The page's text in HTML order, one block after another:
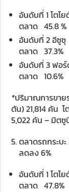
อันดับที่ 1 โต
ตลาด 45.8 %
อันดับที่ 2 อี
ตลาด 37.3%
อันดับที่ 3 ฟ
ตลาด 10.6%
*ปริมาณการขาย
ตัน) 21,814 คัน
5,022 คัน – มิตซู
ตลาดรถกระบ
ลดลง 6%
อันดับที่ 1 โต
ตลาด 47.8%